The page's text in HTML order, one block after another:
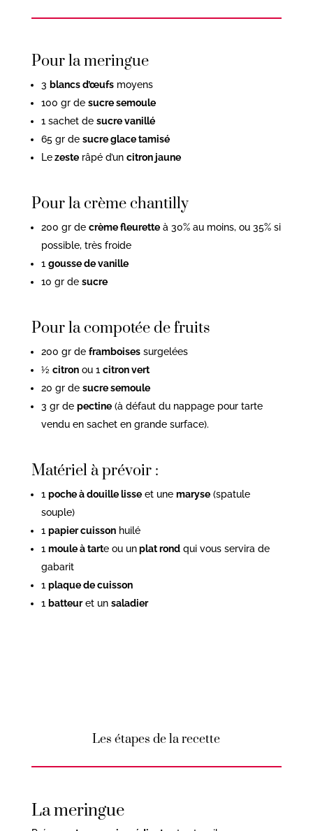
Pour la meringue
3 blancs d’œufsmoyens
100 gr de sucre semoule
1 sachet de sucre vanillé
65 gr de sucre glace tamisé
Lezesterâpé d’un citron jaune
Pour la crème chantilly
200 gr de crème fleuretteà 30% au moins, ou 35% si
possible, très froide
1 gousse de vanille
10 gr de sucre
Pour la compotée de fruits
200 gr de framboisessurgelées
½ citronou 1 citron vert
20 gr de sucre semoule
3 gr de pectine(à défaut du nappage pour tarte
vendu en sachet en grande surface).
Matériel à prévoir :
1 poche à douille lisseet une maryse(spatule
souple)
1 papier cuissonhuilé
1 moule à tarte ou unplat rondqui vous servira de
gabarit
1 plaque de cuisson
1 batteuret un saladier
Les étapes de la recette
La meringue